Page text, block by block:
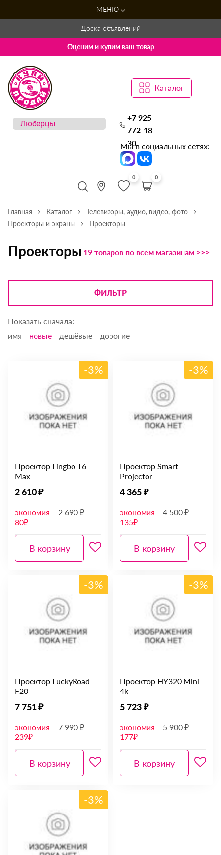
МЕНЮ
Доска объявлений
Оценим и купим ваш товар
Каталог
+7 925
772-18-
30
Мы в социальных сетях:
0 0
Главная Каталог
Телевизоры, аудио, видео, фото
Проекторы и экраны
Проекторы
Проекторы 19 товаров по всем магазинам >>>
ФИЛЬТР
Показать сначала:
имя
новые дешёвые дорогие
-3%
Проектор Lingbo T6
Max
2 610 ₽
экономия
80₽
2 690 ₽
В корзину
-3%
Проектор Smart
Projector
4 365 ₽
экономия
135₽
4 500 ₽
В корзину
-3%
Проектор LuckyRoad
F20
7 751 ₽
экономия
239₽
7 990 ₽
В корзину
-3%
Проектор HY320 Mini
4k
5 723 ₽
экономия
177₽
5 900 ₽
В корзину
-3%